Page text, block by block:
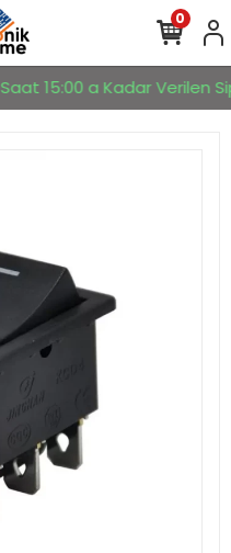
Saat 15:00 a Kadar Verilen
0